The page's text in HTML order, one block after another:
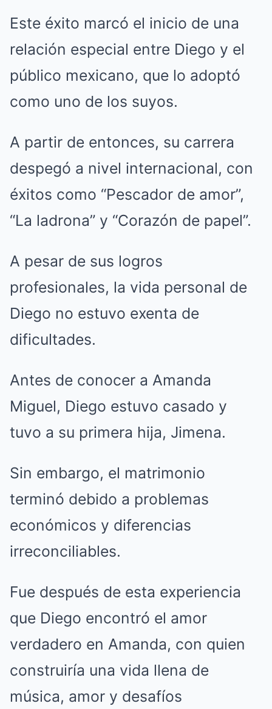
Este éxito marcó el inicio de una
relación especial entre Diego y el
público mexicano, que lo adoptó
como uno de los suyos.
A partir de entonces, su carrera
despegó a nivel internacional, con
éxitos como “Pescador de amor”,
“La ladrona” y “Corazón de papel”.
A pesar de sus logros
profesionales, la vida personal de
Diego no estuvo exenta de
dificultades.
Antes de conocer a Amanda
Miguel, Diego estuvo casado y
tuvo a su primera hija, Jimena.
Sin embargo, el matrimonio
terminó debido a problemas
económicos y diferencias
irreconciliables.
Fue después de esta experiencia
que Diego encontró el amor
verdadero en Amanda, con quien
construiría una vida llena de
música, amor y desafíos